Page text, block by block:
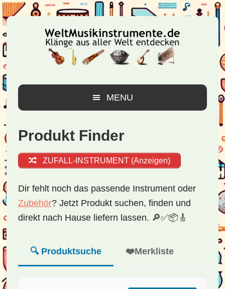
Zur
Hauptnavigation
springen
Zum
Inhalt
springen
Zur
Seitenspalte
springen
MENU
Produkt Finder
ZUFALL-INSTRUMENT (Anzeigen)
Dir fehlt noch das passende Instrument oder
Zubehör? Jetzt Produkt suchen, finden und
direkt nach Hause liefern lassen. 🔎✅📦🎸
🔍 Produktsuche ❤️Merkliste